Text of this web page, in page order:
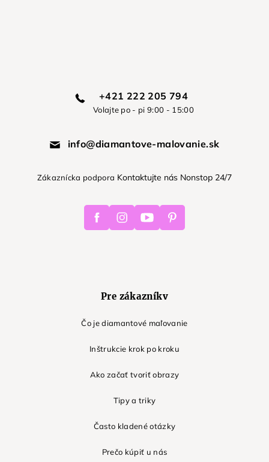
+421 222 205 794
Volajte po - pi 9:00 - 15:00
info@diamantove-malovanie.sk
Zákaznícka podpora Kontaktujte nás Nonstop 24/7
FacebookInstagramYoutube Pinterest
Pre zákazníkv
Čo je diamantové maľovanie
Inštrukcie krok po kroku
Ako začať tvoriť obrazy
Tipy a triky
Často kladené otázky
Prečo kúpiť u nás